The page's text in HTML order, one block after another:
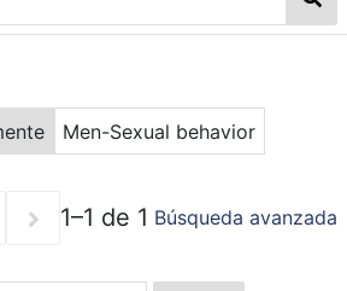
AUTOR P. SEGUNDO MONTES
Men-Sexual behavior
1–1 de 1 Búsqueda avanzada